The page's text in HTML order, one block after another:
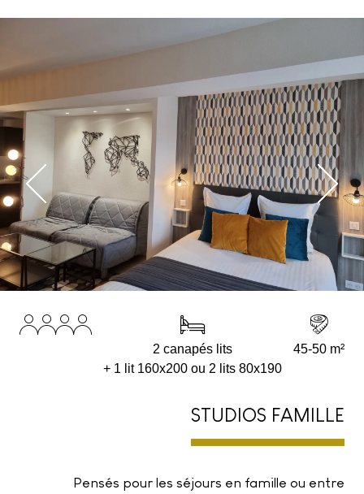
2 canapés lits
+ 1 lit 160x200 ou 2 lits 80x190
45-50 m²
STUDIOS FAMILLE
Pensés pour les séjours en famille ou entre